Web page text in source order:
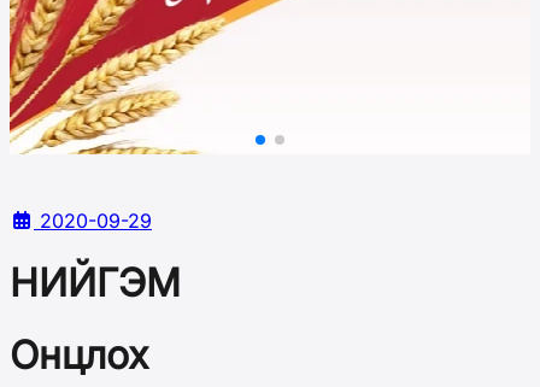
2020-09-29
НИЙГЭМ
Онцлох